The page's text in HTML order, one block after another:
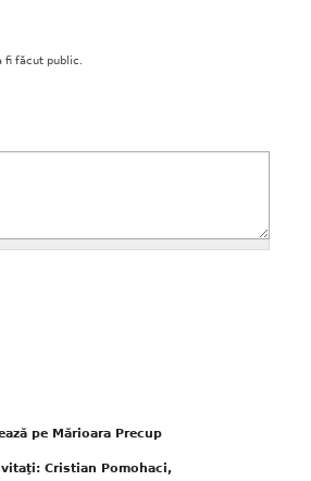
fi făcut public.
pe Mărioara Precup
Cristian Pomohaci,